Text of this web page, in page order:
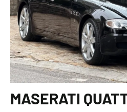
MASERATI